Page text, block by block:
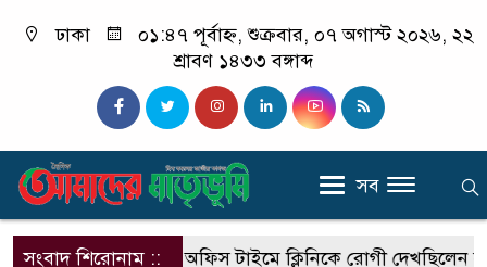
ঢাকা
০১:৪৭ পূর্বাহ্ন, শুক্রবার, ০৭ অগাস্ট ২০২৬, ২২
শ্রাবণ ১৪৩৩ বঙ্গাব্দ
সব
সংবাদ শিরোনাম ::
এসআরবি অফিস টাইমে ক্লিনিকে রোগী দেখছিলেন সরকারি